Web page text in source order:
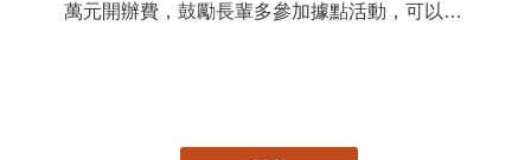
萬元開辦費，鼓勵長輩多參加據點活動，可以更